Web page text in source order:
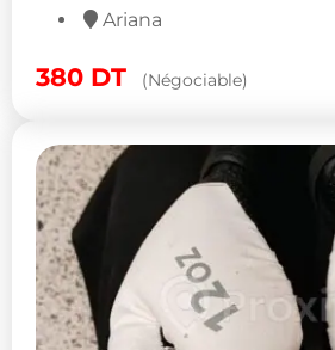
Ariana
380 DT (Négociable)